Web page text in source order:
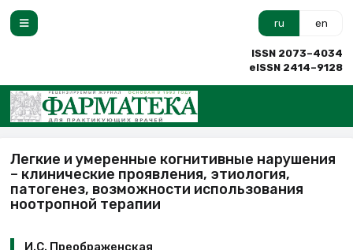
ru en
ISSN 2073–4034
eISSN 2414–9128
Легкие и умеренные когнитивные нарушения
– клинические проявления, этиология,
патогенез, возможности использования
ноотропной терапии